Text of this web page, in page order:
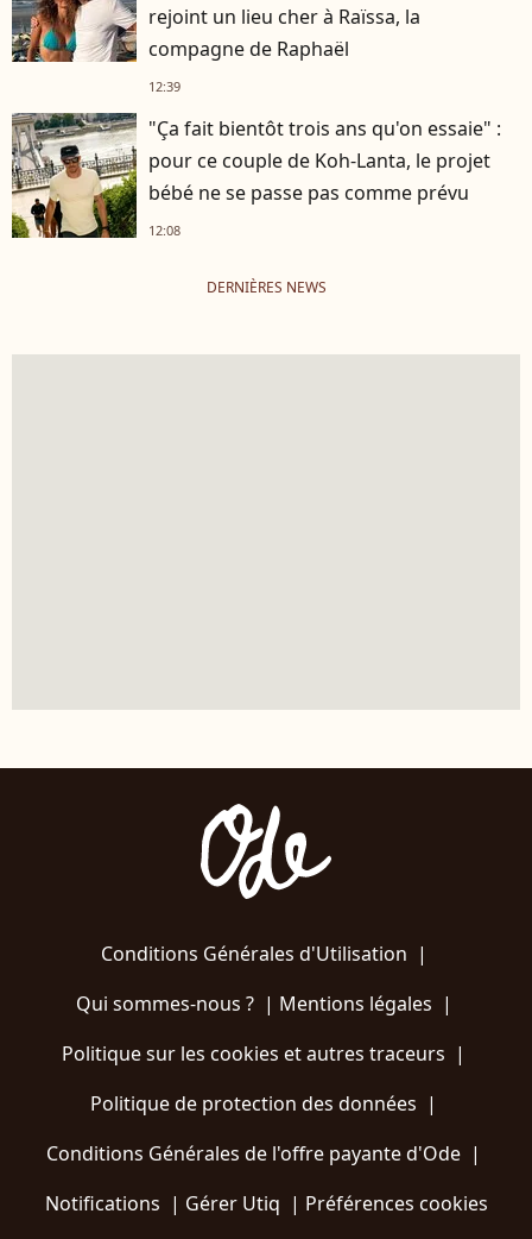
rejoint un lieu cher à Raïssa, la
compagne de Raphaël
12:39
"Ça fait bientôt trois ans qu'on essaie" :
pour ce couple de Koh-Lanta, le projet
bébé ne se passe pas comme prévu
12:08
DERNIÈRES NEWS
Conditions Générales d'Utilisation |
Qui sommes-nous ?| Mentions légales |
Politique sur les cookies et autres traceurs |
Politique de protection des données |
Conditions Générales de l'offre payante d'Ode |
Notifications | Gérer Utiq | Préférences cookies